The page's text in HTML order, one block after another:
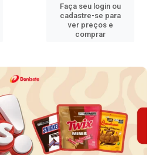
Faça seu login ou
cadastre-se para
ver preços e
comprar